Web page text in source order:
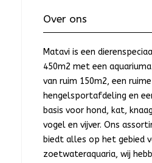
Over ons
Matavi is een
450m2 met een
van ruim 150m2, een ruime
hengelsportafdeling en
basis voor hond, kat,
vogel en vijver. Ons
biedt alles op het gebied
zoetwateraquaria, wij